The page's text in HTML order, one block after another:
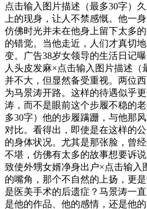
点击输入图片描述（最多30字）
上的现身，让人不禁感慨。他一
仿佛时光并未在他身上留下太多
的错觉。当他走近，人们才真切
变。广告38岁女领导的生活日记
人头皮发麻×点击输入图片描述（
并不大，但显然备受重视。两位
为马景涛开路。这样的待遇似乎
涛，而不是眼前这个步履不稳的
多30字）他的步履蹒跚，与他那
对比。看得出，即使是在这样的
的身体状况。尤其是那张脸，曾
不堪，仿佛有太多的故事想要诉
致使外甥女婿净身出户×点击输入
的嘴角，那个不自然的上扬，更
是医美手术的后遗症？马景涛一
是他的作品、他的感情，还是他